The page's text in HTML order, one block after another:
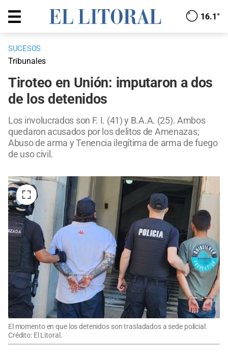
16.1°
SUCESOS
Tribunales
Tiroteo en Unión: imputaron a dos
de los detenidos
Los involucrados son F. I. (41) y B.A.A. (25). Ambos
quedaron acusados por los delitos de Amenazas;
Abuso de arma y Tenencia ilegítima de arma de fuego
de uso civil.
El momento en que los detenidos son trasladados a sede policial.
Crédito: El Litoral.